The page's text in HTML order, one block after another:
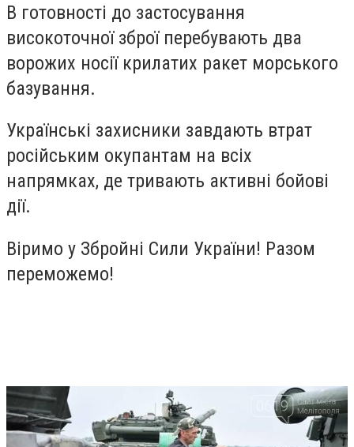
В готовності до застосування
високоточної зброї перебувають два
ворожих носії крилатих ракет морського
базування.
Українські захисники завдають втрат
російським окупантам на всіх
напрямках, де тривають активні бойові
дії.
Віримо у Збройні Сили України! Разом
переможемо!